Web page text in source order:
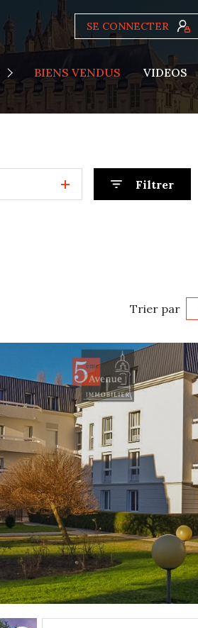
SE CONNECTER
BIENS VENDUS VIDEOS
Filtrer
Trier par